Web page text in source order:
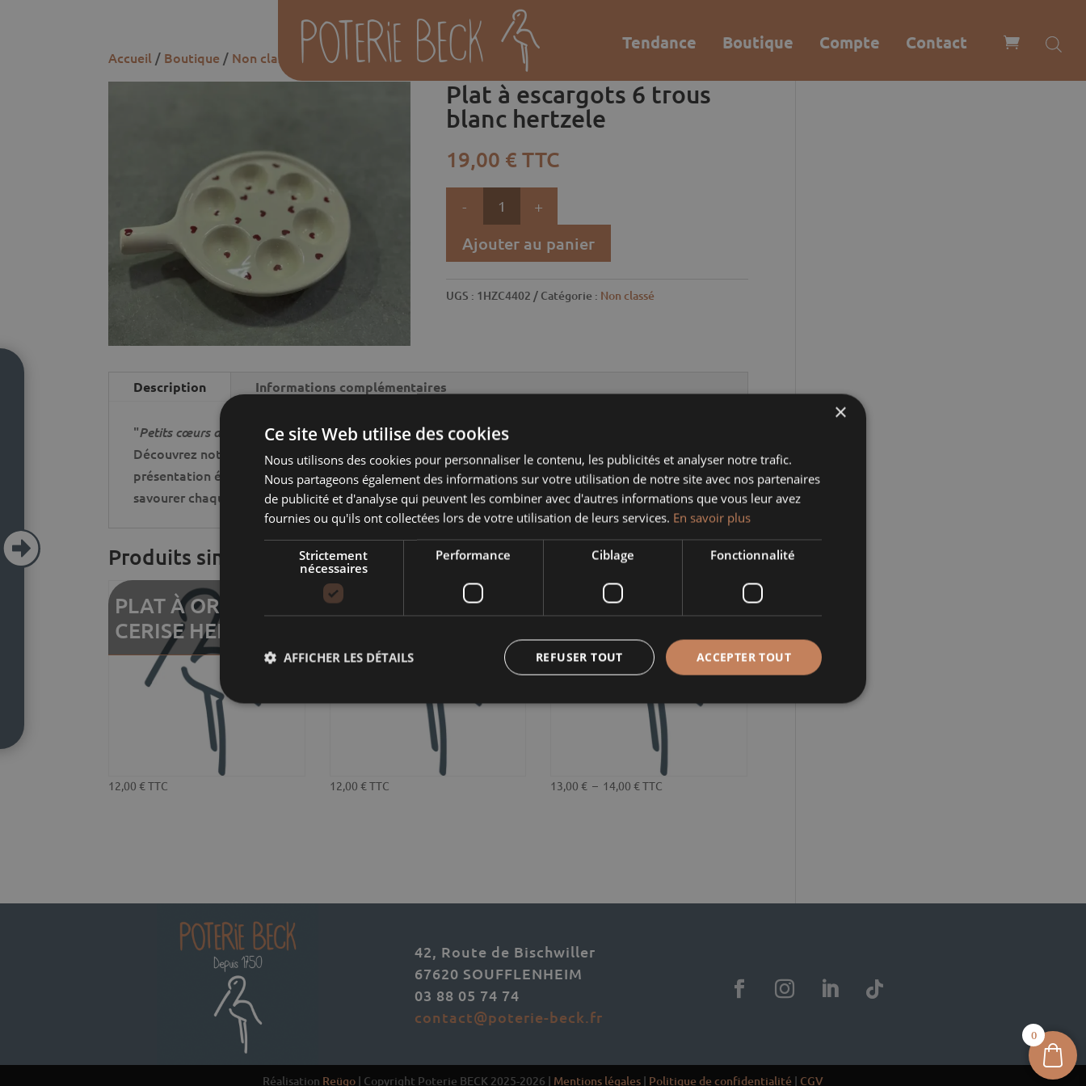

Tendance Boutique Compte Contact
Accueil / Boutique / Non classé / Plat à escargots 6 trous blanc hertzele
Plat à escargots 6 trous
blanc hertzele
19,00 € TTC
Plat
à
6
Ajouter au panier
UGS : 1HZC4402 Catégorie : Non classé
Description Informations complémentaires
"Petits cœurs d'Alsace
"
Découvrez notre plat à escargots artisanaux, soigneusement fabriqués à la main pour offrir une
présentation élégante et une cuisson uniforme, avec des empreintes parfaitement adaptées pour
savourer chaque escargot.
Produits similaires
PLAT À OREILLES
CERISE HERTZELE
12,00€ TTC
PLAT À OREILLES
12,00 € TTC
PLAT À OREILLES
13,00€ – 14,00€ Plage
TTC
42, Route de Bischwiller
67620 SOUFFLENHEIM
03 88 05 74 74
contact@poterie-beck.fr
Réalisation Reügo | Copyright Poterie BECK 2025-2026 | Mentions légales | Politique de confidentialité | CGV
0
×
Ce site Web utilise des cookies
Nous utilisons des cookies pour personnaliser le contenu, les publicités et analyser notre trafic.
Nous partageons également des informations sur votre utilisation de notre site avec nos partenaires
de publicité et d'analyse qui peuvent les combiner avec d'autres informations que vous leur avez
fournies ou qu'ils ont collectées lors de votre utilisation de leurs services. En savoir plus
Strictement
nécessaires
Performance Ciblage Fonctionnalité
ACCEPTER TOUT
REFUSER TOUT
AFFICHER LES DÉTAILS